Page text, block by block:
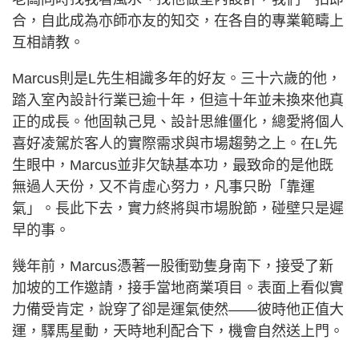
合，自此成為亦師亦友的知交，在各自的專業範疇上
互相請教。
Marcus則是L先生相識多年的好友。三十六歲的他，
踏入室內設計行業已逾十年，但這十年並未換來他真
正的成長。他固執己見、設計思維僵化，總愛將個人
喜好凌駕於客人的實際需求與市場趨勢之上。在L先
生眼中，Marcus並非欠缺基本功，最致命的是他既
無過人天份，又不肯虛心努力，凡事只盼「靠運
氣」。長此下去，實力終將與市場脫節，碰壁只是遲
早的事。
幾年前，Marcus憑著一股衝勁隻身南下，接受了新
加坡的工作邀請，接手當地商業項目。表面上看似實
力備受肯定，說穿了卻是運氣使然——彼時他正值大
運，驛馬星動，天時地利配合下，機會自然送上門。